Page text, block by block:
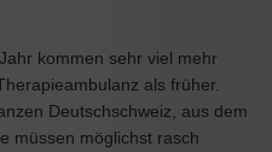
kommen sehr viel mehr
als früher.
Deutschschweiz, aus dem
müssen möglichst rasch